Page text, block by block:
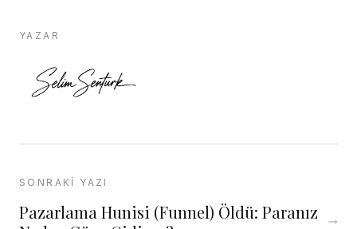
YAZAR
SONRAKI YAZI
Pazarlama Hunisi (Funnel) Öldü: Paranız